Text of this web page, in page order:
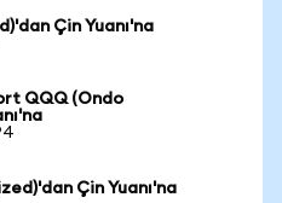
Çin Yuanı'na
QQQ (Ondo
Çin Yuanı'na